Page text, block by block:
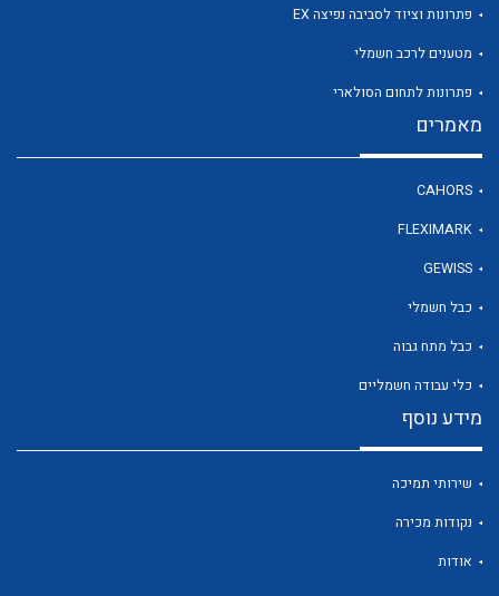
פתרונות וציוד לסביבה נפיצה EX
מטענים לרכב חשמלי
פתרונות לתחום הסולארי
מאמרים
CAHORS
FLEXIMARK
GEWISS
כבל חשמלי
כבל מתח גבוה
כלי עבודה חשמליים
מידע נוסף
שירותי תמיכה
נקודות מכירה
אודות